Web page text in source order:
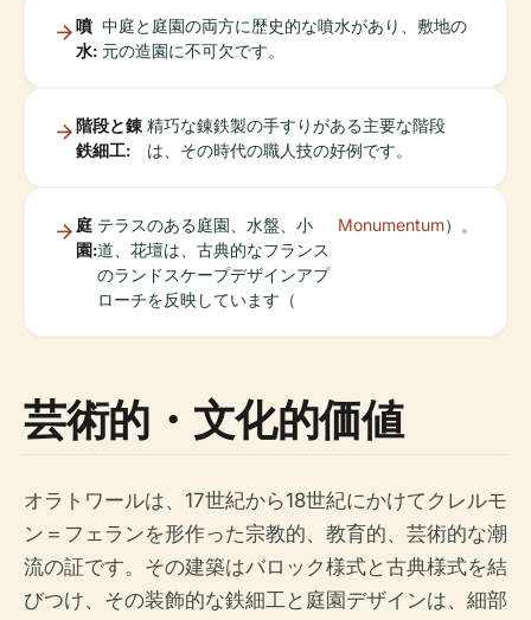
噴
水:
中庭と庭園の両方に歴史的な噴水があり、敷地の
元の造園に不可欠です。
階段と錬
鉄細工:
精巧な錬鉄製の手すりがある主要な階段
は、その時代の職人技の好例です。
庭
園:
テラスのある庭園、水盤、小
道、花壇は、古典的なフランス
のランドスケープデザインアプ
ローチを反映しています（
Monumentum）。
芸術的・文化的価値
オラトワールは、17世紀から18世紀にかけてクレルモ
ン＝フェランを形作った宗教的、教育的、芸術的な潮
流の証です。その建築はバロック様式と古典様式を結
びつけ、その装飾的な鉄細工と庭園デザインは、細部